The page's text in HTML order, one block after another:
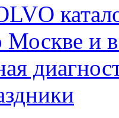
Москве и